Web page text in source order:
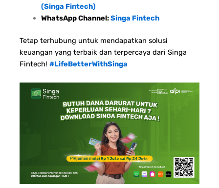
(Singa Fintech)
WhatsApp Channel:Singa Fintech
Tetap terhubung untuk mendapatkan solusi
keuangan yang terbaik dan terpercaya dari Singa
Fintech! #LifeBetterWithSinga